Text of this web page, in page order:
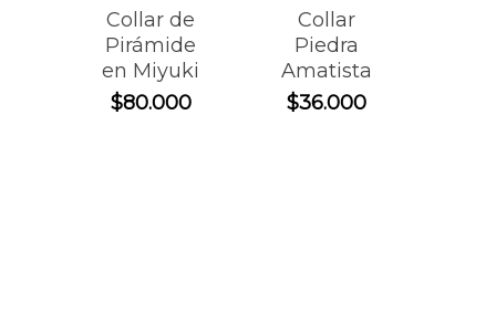
Collar de
Pirámide
en Miyuki
$80.000
Collar
Piedra
Amatista
$36.000